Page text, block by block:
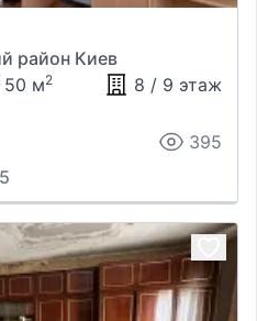
район Киев
50 м2 8 / 9 этаж
395